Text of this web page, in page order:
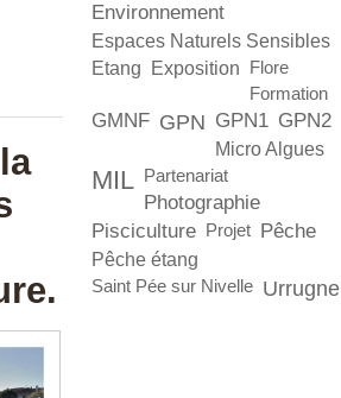
Environnement
Espaces Naturels Sensibles
Etang
Exposition
Flore
Formation
GMNF GPN GPN1 GPN2
Micro Algues
MIL Partenariat
Photographie
Pisciculture
Projet Pêche
Pêche étang
Saint Pée sur Nivelle Urrugne